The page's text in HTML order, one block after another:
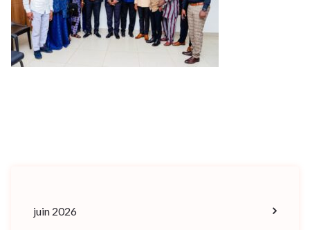
juin 2026